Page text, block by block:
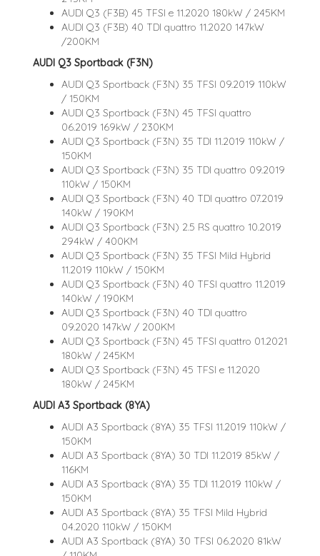
AUDI Q3 (F3B) 45 TFSI e 11.2020 180kW / 245KM
AUDI Q3 (F3B) 40 TDI quattro 11.2020 147kW
/200KM
AUDI Q3 Sportback (F3N)
AUDI Q3 Sportback (F3N) 35 TFSI 09.2019 110kW
/ 150KM
AUDI Q3 Sportback (F3N) 45 TFSI quattro
06.2019 169kW / 230KM
AUDI Q3 Sportback (F3N) 35 TDI 11.2019 110kW /
150KM
AUDI Q3 Sportback (F3N) 35 TDI quattro 09.2019
110kW / 150KM
AUDI Q3 Sportback (F3N) 40 TDI quattro 07.2019
140kW / 190KM
AUDI Q3 Sportback (F3N) 2.5 RS quattro 10.2019
294kW / 400KM
AUDI Q3 Sportback (F3N) 35 TFSI Mild Hybrid
11.2019 110kW / 150KM
AUDI Q3 Sportback (F3N) 40 TFSI quattro 11.2019
140kW / 190KM
AUDI Q3 Sportback (F3N) 40 TDI quattro
09.2020 147kW / 200KM
AUDI Q3 Sportback (F3N) 45 TFSI quattro 01.2021
180kW / 245KM
AUDI Q3 Sportback (F3N) 45 TFSI e 11.2020
180kW / 245KM
AUDI A3 Sportback (8YA)
AUDI A3 Sportback (8YA) 35 TFSI 11.2019 110kW /
150KM
AUDI A3 Sportback (8YA) 30 TDI 11.2019 85kW /
116KM
AUDI A3 Sportback (8YA) 35 TDI 11.2019 110kW /
150KM
AUDI A3 Sportback (8YA) 35 TFSI Mild Hybrid
04.2020 110kW / 150KM
AUDI A3 Sportback (8YA) 30 TFSI 06.2020 81kW